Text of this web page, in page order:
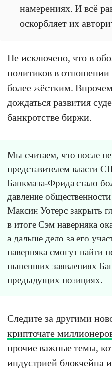
намерениях. И всё
оскорбляет их
Не исключено, что в
политиков в отношении
более жёстким.
дождаться развития
банкротстве биржи.
Мы считаем, что после
представителем власти
Банкмана-Фрида стало
давление
Максин Уотерс закрыть
в итоге Сэм наверняка
а дальше дело за его
наверняка смогут найти
нынешних заявлениях
предыдущих позициях.
Следите за другими
крипточате
прочие важные темы,
индустрией блокчейна